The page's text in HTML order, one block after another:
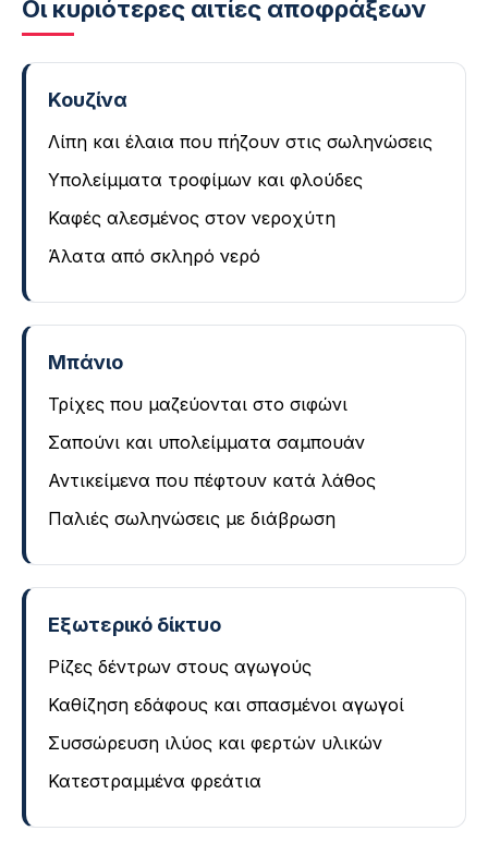
Οι κυριότερες αιτίες αποφράξεων
Κουζίνα
Λίπη και έλαια που πήζουν στις σωληνώσεις
Υπολείμματα τροφίμων και φλούδες
Καφές αλεσμένος στον νεροχύτη
Άλατα από σκληρό νερό
Μπάνιο
Τρίχες που μαζεύονται στο σιφώνι
Σαπούνι και υπολείμματα σαμπουάν
Αντικείμενα που πέφτουν κατά λάθος
Παλιές σωληνώσεις με διάβρωση
Εξωτερικό δίκτυο
Ρίζες δέντρων στους αγωγούς
Καθίζηση εδάφους και σπασμένοι αγωγοί
Συσσώρευση ιλύος και φερτών υλικών
Κατεστραμμένα φρεάτια